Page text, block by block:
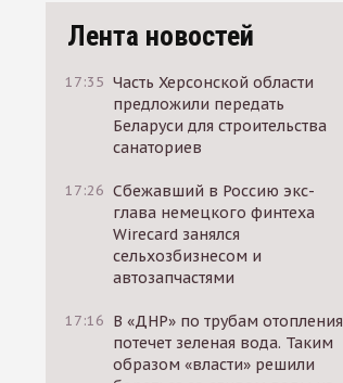
Лента новостей
17:35 Часть Херсонской области
предложили передать
Беларуси для строительства
санаториев
17:26 Сбежавший в Россию экс-
глава немецкого финтеха
Wirecard занялся
сельхозбизнесом и
автозапчастями
17:16 В «ДНР» по трубам отопления
потечет зеленая вода. Таким
образом «власти» решили